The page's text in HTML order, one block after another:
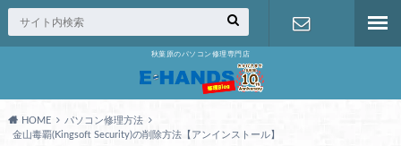
秋葉原のパソコン修理専門店
HOME
パソコン修理方法
金山毒覇(Kingsoft Security)の削除方法【アンインストール】